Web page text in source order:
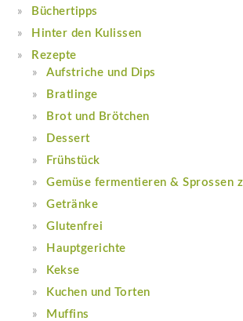
Büchertipps
Hinter den Kulissen
Rezepte
Aufstriche und Dips
Bratlinge
Brot und Brötchen
Dessert
Frühstück
Gemüse fermentieren & Sprossen
Getränke
Glutenfrei
Hauptgerichte
Kekse
Kuchen und Torten
Muffins